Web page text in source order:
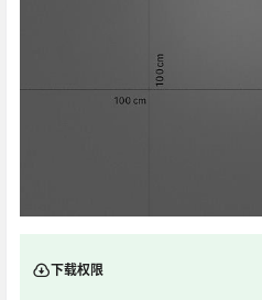
下载权限